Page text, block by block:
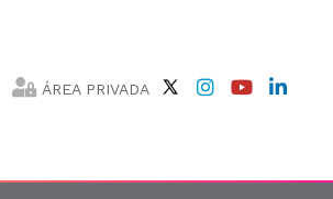
ÁREA PRIVADA